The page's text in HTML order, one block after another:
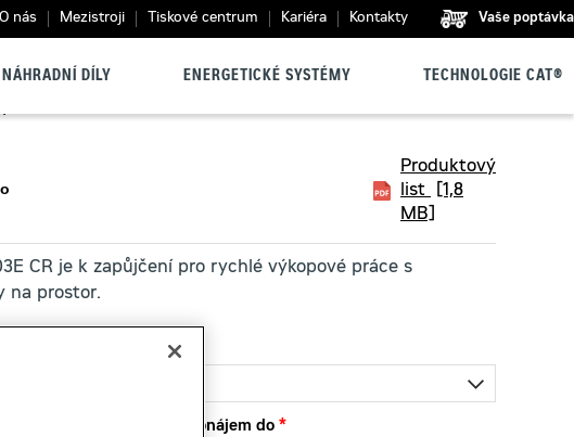
O nás Mezistroji Tiskové centrum Kariéra Kontakty Vaše poptávka
DÍLY ENERGETICKÉ SYSTÉMY TECHNOLOGIE CAT®
Produktový
list
[1,8
MB]
CR je k zapůjčení pro rychlé výkopové práce s
na prostor.
Pronájem do